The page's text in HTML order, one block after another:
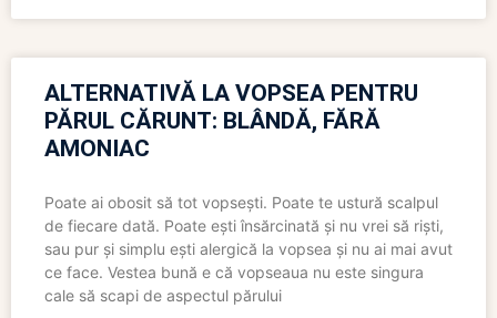
ALTERNATIVĂ LA VOPSEA PENTRU
PĂRUL CĂRUNT: BLÂNDĂ, FĂRĂ
AMONIAC
Poate ai obosit să tot vopsești. Poate te ustură scalpul
de fiecare dată. Poate ești însărcinată și nu vrei să riști,
sau pur și simplu ești alergică la vopsea și nu ai mai avut
ce face. Vestea bună e că vopseaua nu este singura
cale să scapi de aspectul părului